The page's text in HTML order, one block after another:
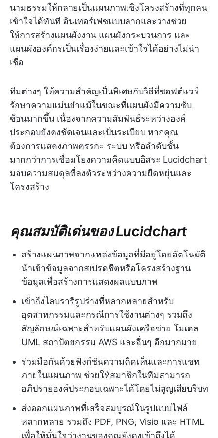
นามธรรมให้กลายเป็นแผนภาพเชิงโครงสร้างที่ทุกคน
เข้าใจได้ทันที อินเทอร์เฟซแบบลากและวางช่วย
ให้การสร้างแผนผังงาน แผนผังกระบวนการ และ
แผนผังองค์กรเป็นเรื่องง่ายและเข้าใจได้อย่างไม่น่า
เชื่อ
ทีมต่างๆ ให้ความสำคัญเป็นพิเศษกับวิธีที่ซอฟต์แวร์
รักษาความแม่นยำแม้ในขณะที่แผนผังมีความซับ
ซ้อนมากขึ้น เนื่องจากความสัมพันธ์ระหว่างองค์
ประกอบยังคงชัดเจนและเป็นระเบียบ หากคุณ
ต้องการแสดงภาพตรรกะ ระบบ หรือลำดับชั้น
มากกว่าการเชื่อมโยงความคิดแบบอิสระ Lucidchart
มอบความสมดุลที่ลงตัวระหว่างความยืดหยุ่นและ
โครงสร้าง
คุณสมบัติเด่นของ Lucidchart
สร้างแผนภาพจากแหล่งข้อมูลที่มีอยู่โดยอัตโนมัติ
นำเข้าข้อมูลจากสเปรดชีตหรือโครงสร้างฐาน
ข้อมูลเพื่อสร้างการแสดงผลแบบภาพ
เข้าถึงไลบรารีรูปร่างที่หลากหลายสำหรับ
อุตสาหกรรมและกรณีการใช้งานต่างๆ รวมถึง
สัญลักษณ์เฉพาะสำหรับแผนผังเครือข่าย โมเดล
UML สถาปัตยกรรม AWS และอื่นๆ อีกมากมาย
ร่วมมือกันด้วยฟังก์ชันความคิดเห็นและการแชท
ภายในแผนภาพ ช่วยให้สมาชิกในทีมสามารถ
อภิปรายองค์ประกอบเฉพาะได้โดยไม่สูญเสียบริบท
ส่งออกแผนภาพที่เสร็จสมบูรณ์ในรูปแบบไฟล์
หลากหลาย รวมถึง PDF, PNG, Visio และ HTML
เพื่อให้มั่นใจว่างานของคุณยังคงเข้าถึงได้